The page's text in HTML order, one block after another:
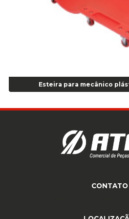
Anel de vedação Jumbo OR-224 TG -
Anel de vedação Jumbo OR-449 Cod:
Anel p/ montagem de pneu s/cam aro
Anel para Montagem do Pneu Sem
Anel para Vedação OR 325 Nacional -Cod
Anel para Vedação OR 329 - Cod 01769
Anel para Vedação OR 335 Importado -
Anel para Vedação OR 339 - Cod 01772
Anel para Vedação OR 345 - Cod 01773
Esteira para mecânico
CONTATO